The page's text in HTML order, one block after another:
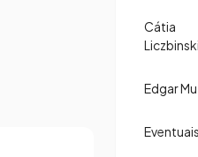
Cátia
Liczbinski
Edgar
Eventuais